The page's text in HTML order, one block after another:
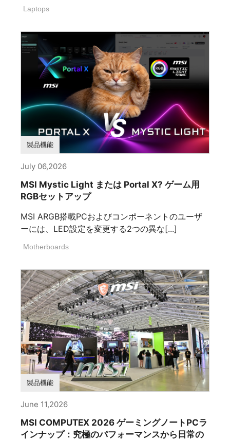
Laptops
製品機能
July 06,2026
MSI Mystic Light または Portal X? ゲーム用
RGBセットアップ
MSI ARGB搭載PCおよびコンポーネントのユーザ
ーには、LED設定を変更する2つの異な[...]
Motherboards
製品機能
June 11,2026
MSI COMPUTEX 2026 ゲーミングノートPCラ
インナップ：究極のパフォーマンスから日常の